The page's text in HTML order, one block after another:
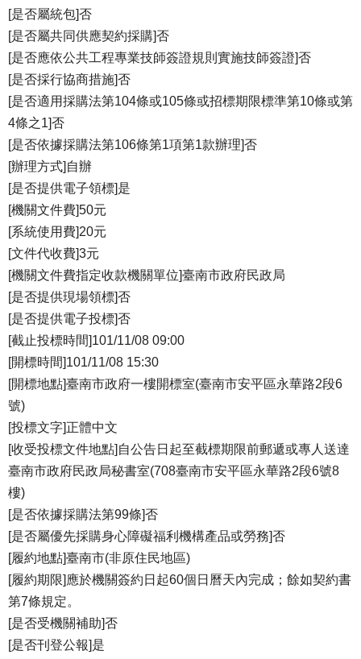
[是否屬統包]否
[是否屬共同供應契約採購]否
[是否應依公共工程專業技師簽證規則實施技師簽證]否
[是否採行協商措施]否
[是否適用採購法第104條或105條或招標期限標準第10條或第
4條之1]否
[是否依據採購法第106條第1項第1款辦理]否
[辦理方式]自辦
[是否提供電子領標]是
[機關文件費]50元
[系統使用費]20元
[文件代收費]3元
[機關文件費指定收款機關單位]臺南市政府民政局
[是否提供現場領標]否
[是否提供電子投標]否
[截止投標時間]101/11/08 09:00
[開標時間]101/11/08 15:30
[開標地點]臺南市政府一樓開標室(臺南市安平區永華路2段6
號)
[投標文字]正體中文
[收受投標文件地點]自公告日起至截標期限前郵遞或專人送達
臺南市政府民政局秘書室(708臺南市安平區永華路2段6號8
樓)
[是否依據採購法第99條]否
[是否屬優先採購身心障礙福利機構產品或勞務]否
[履約地點]臺南市(非原住民地區)
[履約期限]應於機關簽約日起60個日曆天內完成；餘如契約書
第7條規定。
[是否受機關補助]否
[是否刊登公報]是